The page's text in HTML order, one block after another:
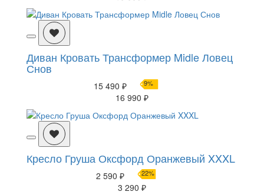
Диван Кровать Трансформер Midle Ловец
Снов
15 490 ₽ 9%
16 990 ₽
Кресло Груша Оксфорд Оранжевый XXXL
2 590 ₽ 22%
3 290 ₽